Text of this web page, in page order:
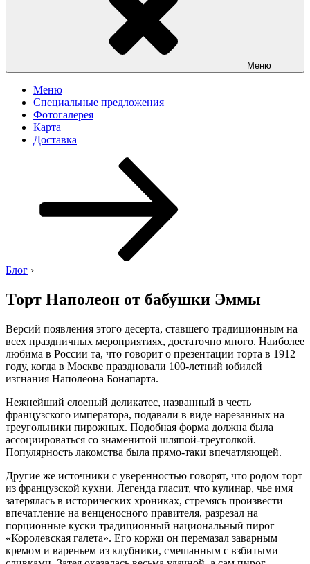
Меню
Меню
Специальные предложения
Фотогалерея
Карта
Доставка
Блог ›
Торт Наполеон от бабушки Эммы
Версий появления этого десерта, ставшего традиционным на
всех праздничных мероприятиях, достаточно много. Наиболее
любима в России та, что говорит о презентации торта в 1912
году, когда в Москве праздновали 100-летний юбилей
изгнания Наполеона Бонапарта.
Нежнейший слоеный деликатес, названный в честь
французского императора, подавали в виде нарезанных на
треугольники пирожных. Подобная форма должна была
ассоциироваться со знаменитой шляпой-треуголкой.
Популярность лакомства была прямо-таки впечатляющей.
Другие же источники с уверенностью говорят, что родом торт
из французской кухни. Легенда гласит, что кулинар, чье имя
затерялась в исторических хрониках, стремясь произвести
впечатление на венценосного правителя, разрезал на
порционные куски традиционный национальный пирог
«Королевская галета». Его коржи он перемазал заварным
кремом и вареньем из клубники, смешанным с взбитыми